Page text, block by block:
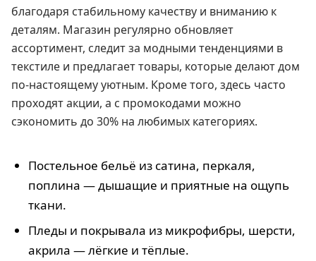
благодаря стабильному качеству и вниманию к
деталям. Магазин регулярно обновляет
ассортимент, следит за модными тенденциями в
текстиле и предлагает товары, которые делают дом
по-настоящему уютным. Кроме того, здесь часто
проходят акции, а с промокодами можно
сэкономить до 30% на любимых категориях.
Постельное бельё из сатина, перкаля,
поплина — дышащие и приятные на ощупь
ткани.
Пледы и покрывала из микрофибры, шерсти,
акрила — лёгкие и тёплые.